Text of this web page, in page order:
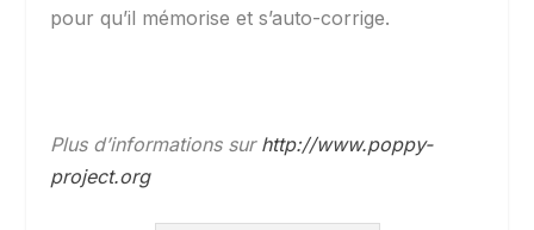
pour qu’il mémorise et s’auto-corrige.
Plus d’informations sur http://www.poppy-
project.org